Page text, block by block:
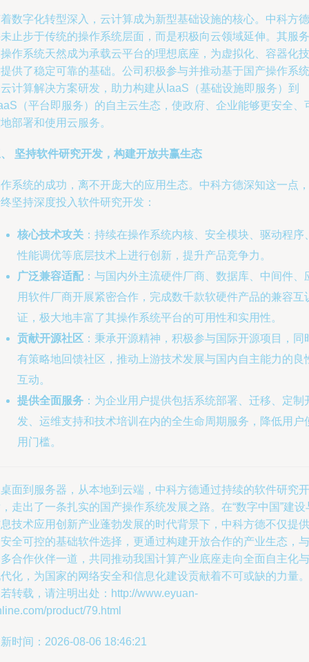
数字化转型深入，云计算成为新型基础设施的核心。中科方德
止步于传统的操作系统层面，而是积极向云领域延伸。其服务
作系统天然成为承载云平台的理想底座，为虚拟化、容器化技
供了稳定可靠的基础。公司积极参与并推动基于国产操作系统
计算解决方案研发，助力构建从IaaS（基础设施即服务）到
（平台即服务）的自主云生态，使政府、企业能够更安全、
部署和使用云服务。
坚持软件研究开发，构建开放共赢生态
系统的成功，离不开庞大的应用生态。中科方德深知这一点，
坚持深度投入软件研究开发：
核心技术攻关 ：持续在操作系统内核、安全模块、驱动程序
性能调优等底层技术上进行创新，提升产品竞争力。
广泛兼容适配：与国内外主流硬件厂商、数据库、中间件、
用软件厂商开展紧密合作，完成数千款软硬件产品的兼容互
证，极大地丰富了其操作系统平台的可用性和实用性。
贡献开源社区 ：秉承开源精神，积极参与国际开源项目，同
有策略地回馈社区，推动上游技术发展与国内自主能力的良
互动。
提供全面服务 ：为企业用户提供包括系统部署、迁移、定制
发、运维支持和技术培训在内的全生命周期服务，降低用户
用门槛。
面到服务器，从本地到云端，中科方德通过持续的软件研究开
走出了一条扎实的国产操作系统发展之路。在“数字中国”建设
技术应用创新产业蓬勃发展的时代背景下，中科方德不仅提供
全可控的基础软件选择，更通过构建开放合作的产业生态，与
合作伙伴一道，共同推动我国计算产业底座走向全面自主化与
化，为国家的网络安全和信息化建设贡献着不可或缺的力量。
转载，请注明出处：http://www.eyuan-
product/79.html
时间：2026-08-06 18:46:21